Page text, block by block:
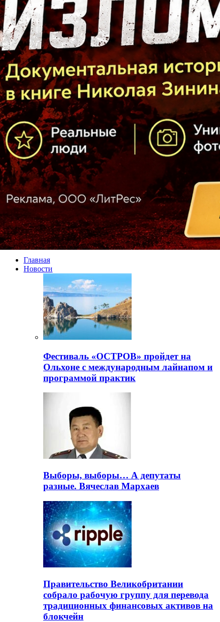
Главная
Новости
Фестиваль «ОСТРОВ» пройдет на
Ольхоне с международным лайнапом и
программой практик
Выборы, выборы… А депутаты
разные. Вячеслав Мархаев
Правительство Великобритании
собрало рабочую группу для перевода
традиционных финансовых активов на
блокчейн